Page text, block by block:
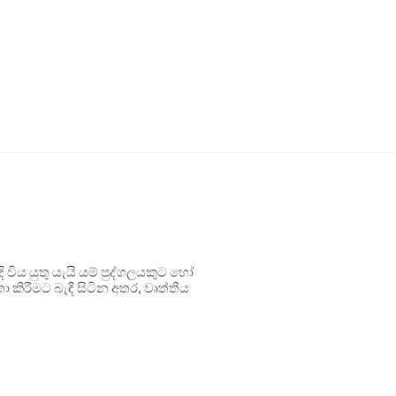
යුතු යැයි යම් පුද්ගලයකුට හෝ
කිරීමට බැඳී සිටින අතර, වෘත්තීය